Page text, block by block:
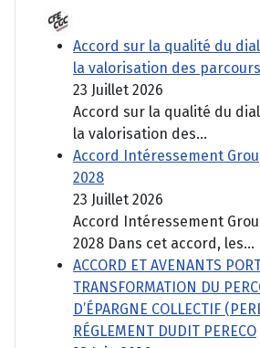
Accord sur la qualité du
la valorisation des
23 Juillet 2026
Accord sur la qualité du
la valorisation des...
Accord Intéressement
2028
23 Juillet 2026
Accord Intéressement
2028 Dans cet accord, les...
ACCORD ET AVENANTS
TRANSFORMATION DU
D’ÉPARGNE COLLECTIF
RÉGLEMENT DUDIT PERECO